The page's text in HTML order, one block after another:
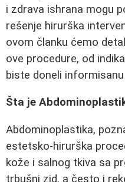
i zdrava ishrana mogu
rešenje hirurška
ovom članku ćemo
ove procedure, od
biste doneli informisanu
Šta je
Abdominoplastika,
estetsko-hirurška
kože i salnog tkiva sa
trbušni zid, a često i